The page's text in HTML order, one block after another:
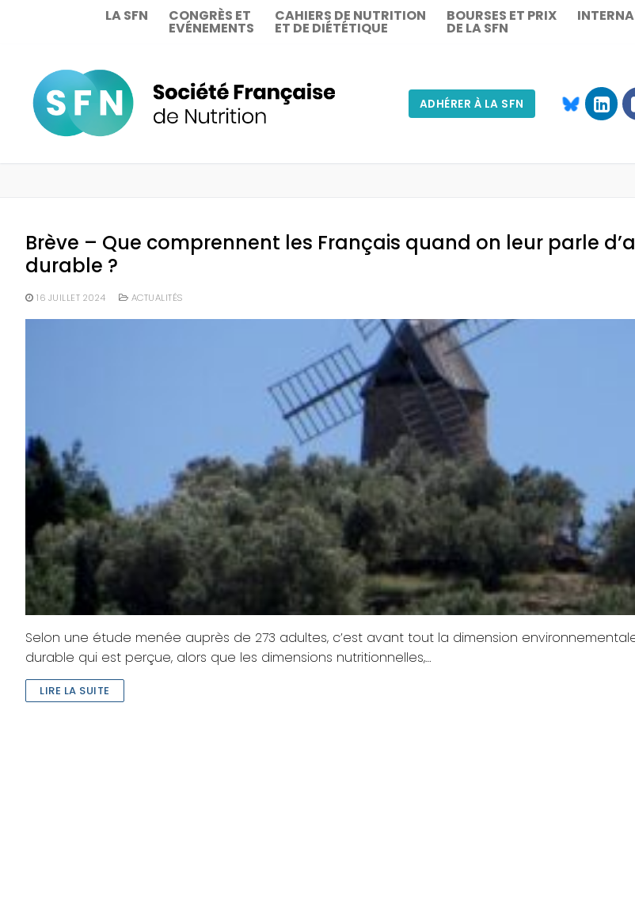
LA SFN CONGRÈS ET
EVÉNEMENTS
CAHIERS DE NUTRITION
ET DE DIÉTÉTIQUE
BOURSES ET PRIX
DE LA SFN
ADHÉRER À LA SFN
Brève – Que comprennent les Français quand on leur parle
durable ?
16 JUILLET 2024 ACTUALITÉS
Selon une étude menée auprès de 273 adultes, c’est avant tout la dimension
durable qui est perçue, alors que les dimensions nutritionnelles,…
LIRE LA SUITE